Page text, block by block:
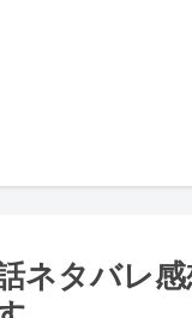
ネタバレ